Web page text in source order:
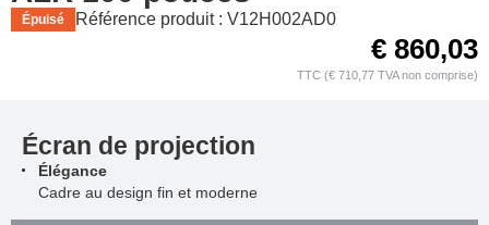
Épuisé Référence produit : V12H002AD0
€ 860,03
TTC (€ 710,77 TVA non comprise)
Écran de projection
Élégance
Cadre au design fin et moderne